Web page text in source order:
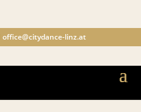
office@citydance-linz.at